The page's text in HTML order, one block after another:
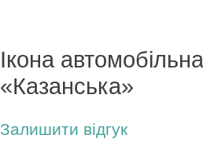
Ікона
«Казанська»
Залишити відгук